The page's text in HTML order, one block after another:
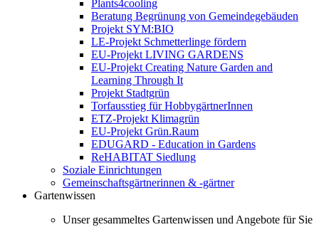
Plants4cooling
Beratung Begrünung von Gemeindegebäuden
Projekt SYM:BIO
LE-Projekt Schmetterlinge fördern
EU-Projekt LIVING GARDENS
EU-Projekt Creating Nature Garden and
Learning Through It
Projekt Stadtgrün
Torfausstieg für HobbygärtnerInnen
ETZ-Projekt Klimagrün
EU-Projekt Grün.Raum
EDUGARD - Education in Gardens
ReHABITAT Siedlung
Soziale Einrichtungen
Gemeinschaftsgärtnerinnen & -gärtner
Gartenwissen
Unser gesammeltes Gartenwissen und Angebote für Sie